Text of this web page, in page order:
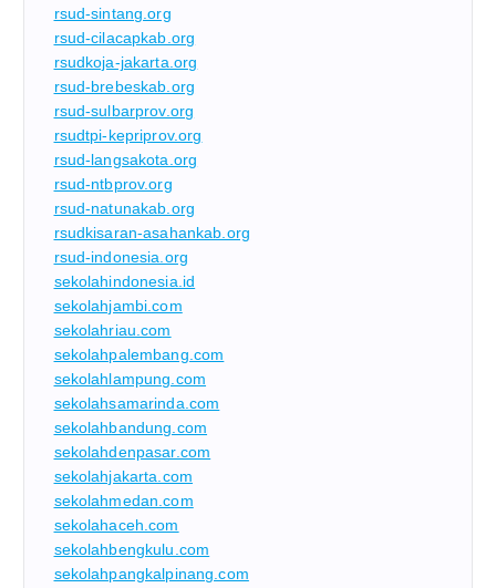
rsud-sintang.org
rsud-cilacapkab.org
rsudkoja-jakarta.org
rsud-brebeskab.org
rsud-sulbarprov.org
rsudtpi-kepriprov.org
rsud-langsakota.org
rsud-ntbprov.org
rsud-natunakab.org
rsudkisaran-asahankab.org
rsud-indonesia.org
sekolahindonesia.id
sekolahjambi.com
sekolahriau.com
sekolahpalembang.com
sekolahlampung.com
sekolahsamarinda.com
sekolahbandung.com
sekolahdenpasar.com
sekolahjakarta.com
sekolahmedan.com
sekolahaceh.com
sekolahbengkulu.com
sekolahpangkalpinang.com